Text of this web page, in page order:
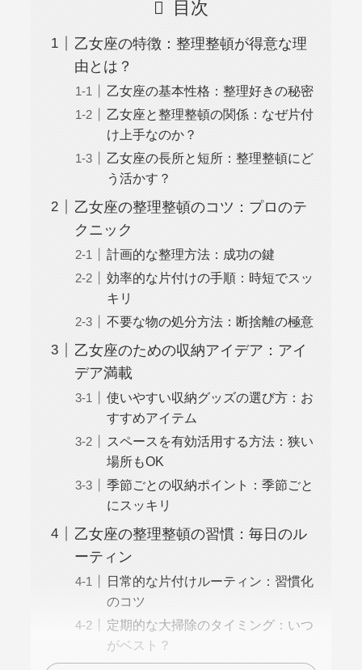
目次
乙女座の特徴：整理整頓が得意な理
由とは？
乙女座の基本性格：整理好きの秘密
乙女座と整理整頓の関係：なぜ片付
け上手なのか？
乙女座の長所と短所：整理整頓にど
う活かす？
乙女座の整理整頓のコツ：プロのテ
クニック
計画的な整理方法：成功の鍵
効率的な片付けの手順：時短でスッ
キリ
不要な物の処分方法：断捨離の極意
乙女座のための収納アイデア：アイ
デア満載
使いやすい収納グッズの選び方：お
すすめアイテム
スペースを有効活用する方法：狭い
場所もOK
季節ごとの収納ポイント：季節ごと
にスッキリ
乙女座の整理整頓の習慣：毎日のル
ーティン
日常的な片付けルーティン：習慣化
のコツ
定期的な大掃除のタイミング：いつ
がベスト？